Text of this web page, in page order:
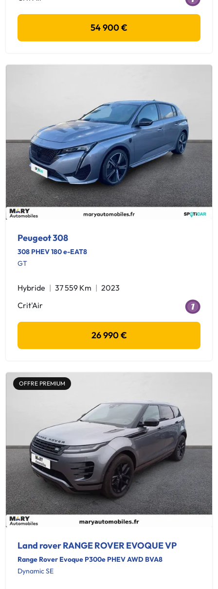
54 900 €
Peugeot 308
308 PHEV 180 e-EAT8
GT
Hybride 37 559 Km
2023
Crit'Air
26 990 €
OFFRE PREMIUM
Land rover RANGE ROVER EVOQUE VP
Range Rover Evoque P300e PHEV AWD BVA8
Dynamic SE